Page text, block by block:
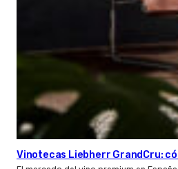
Vinotecas Liebherr GrandCru: